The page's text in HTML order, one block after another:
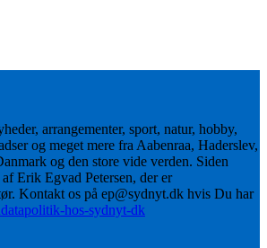
arrangementer, sport, natur, hobby,
og meget mere fra Aabenraa, Haderslev,
og den store vide verden. Siden
Erik Egvad Petersen, der er
Kontakt os på ep@sydnyt.dk hvis Du har
hos-sydnyt-dk